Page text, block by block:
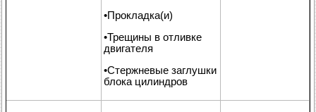
•Прокладка(и)
•Трещины в отливке
двигателя
•Стержневые заглушки
блока цилиндров